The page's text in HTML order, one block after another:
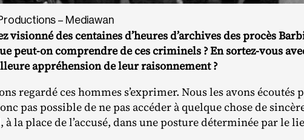
– Mediawan
visionné des centaines d’heures d’archives des procès
peut-on comprendre de ces criminels ? En sortez-vous
appréhension de leur raisonnement ?
regardé ces hommes s’exprimer. Nous les avons écoutés
pas possible de ne pas accéder à quelque chose de
la place de l’accusé, dans une posture déterminée par le